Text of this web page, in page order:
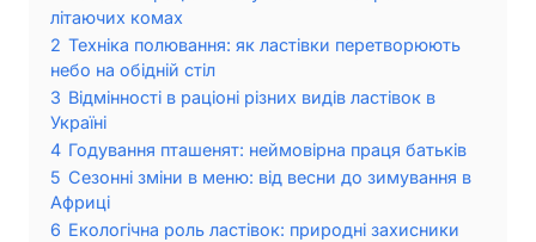
літаючих комах
2 Техніка полювання: як ластівки перетворюють
небо на обідній стіл
3 Відмінності в раціоні різних видів ластівок в
Україні
4 Годування пташенят: неймовірна праця батьків
5 Сезонні зміни в меню: від весни до зимування в
Африці
6 Екологічна роль ластівок: природні захисники